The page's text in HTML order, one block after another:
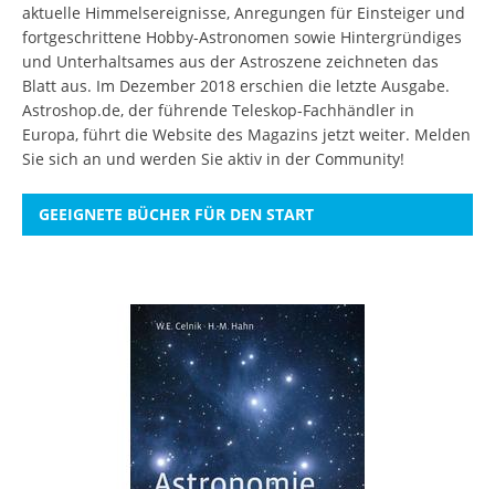
aktuelle Himmelsereignisse, Anregungen für Einsteiger und
fortgeschrittene Hobby-Astronomen sowie Hintergründiges
und Unterhaltsames aus der Astroszene zeichneten das
Blatt aus. Im Dezember 2018 erschien die letzte Ausgabe.
Astroshop.de, der führende Teleskop-Fachhändler in
Europa, führt die Website des Magazins jetzt weiter. Melden
Sie sich an und werden Sie aktiv in der Community!
GEEIGNETE BÜCHER FÜR DEN START